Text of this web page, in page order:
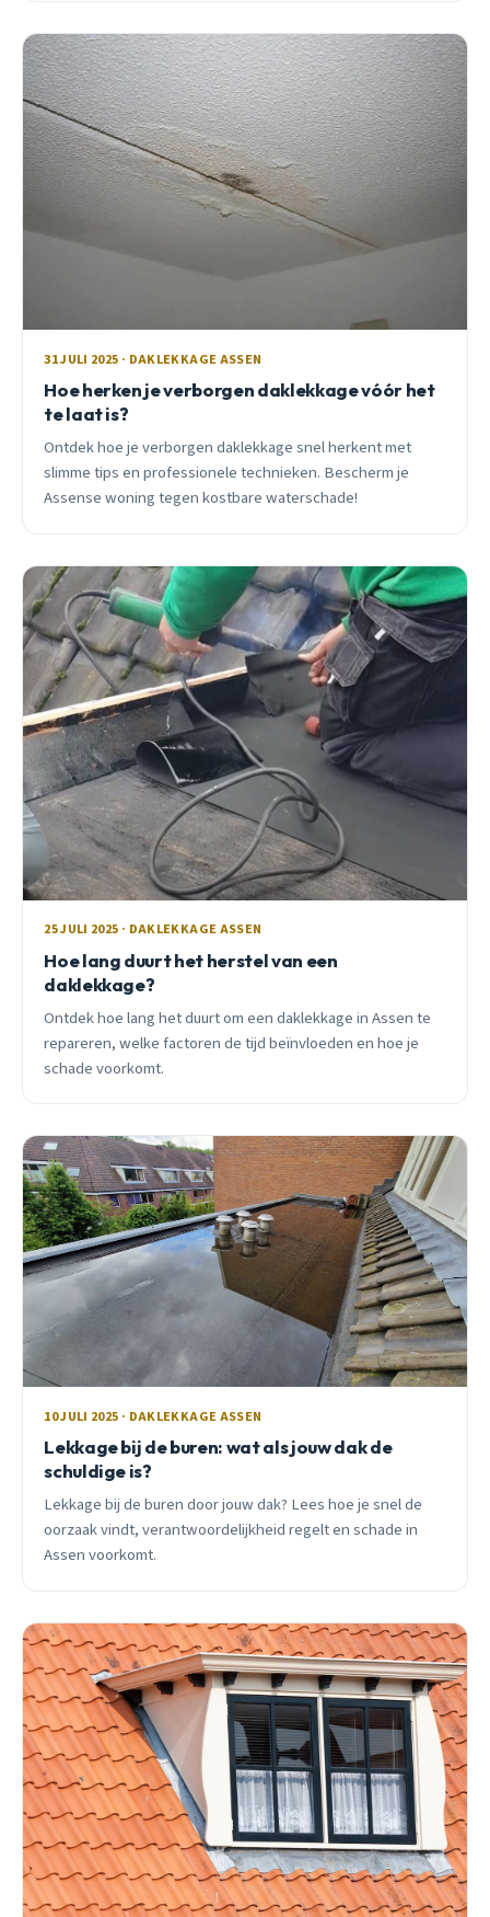
31 JULI 2025 · DAKLEKKAGE ASSEN
Hoe herken je verborgen daklekkage vóór het
te laat is?
Ontdek hoe je verborgen daklekkage snel herkent met
slimme tips en professionele technieken. Bescherm je
Assense woning tegen kostbare waterschade!
25 JULI 2025 · DAKLEKKAGE ASSEN
Hoe lang duurt het herstel van een
daklekkage?
Ontdek hoe lang het duurt om een daklekkage in Assen te
repareren, welke factoren de tijd beïnvloeden en hoe je
schade voorkomt.
10 JULI 2025 · DAKLEKKAGE ASSEN
Lekkage bij de buren: wat als jouw dak de
schuldige is?
Lekkage bij de buren door jouw dak? Lees hoe je snel de
oorzaak vindt, verantwoordelijkheid regelt en schade in
Assen voorkomt.